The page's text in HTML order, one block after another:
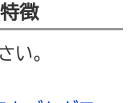
徴
い。